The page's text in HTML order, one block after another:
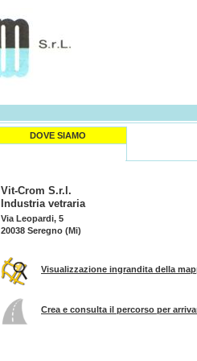
DOVE SIAMO
Vit-Crom S.r.l.
Industria vetraria
Via Leopardi, 5
20038 Seregno (Mi)
Visualizzazione ingrandita della
Crea e consulta il percorso per